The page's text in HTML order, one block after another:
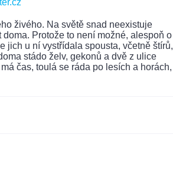
živého. Na světě snad neexistuje
doma. Protože to není možné, alespoň o
jich u ní vystřídala spousta, včetně štírů,
stádo želv, gekonů a dvě z ulice
čas, toulá se ráda po lesích a horách,